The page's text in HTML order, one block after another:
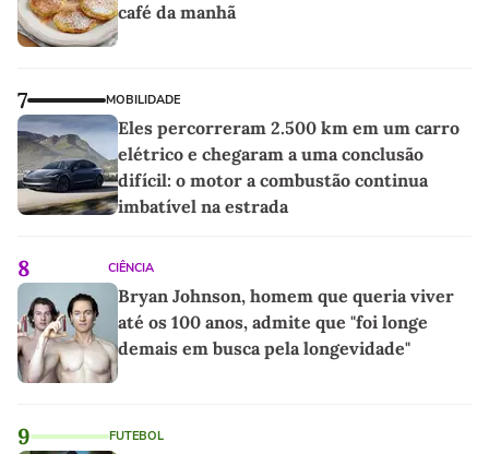
café da manhã
7 MOBILIDADE
Eles percorreram 2.500 km em um carro
elétrico e chegaram a uma conclusão
difícil: o motor a combustão continua
imbatível na estrada
8 CIÊNCIA
Bryan Johnson, homem que queria viver
até os 100 anos, admite que "foi longe
demais em busca pela longevidade"
9 FUTEBOL